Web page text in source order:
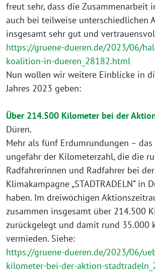
freut sehr, dass die Zusammenarbeit
auch bei teilweise unterschiedlichen
insgesamt sehr gut und
https://gruene-dueren.de/2023/06/
koalition-in-dueren_28182.html
Nun wollen wir weitere Einblicke in
Jahres 2023 geben:
Über 214.500 Kilometer bei der
Düren.
Mehr als fünf Erdumrundungen –
ungefähr der Kilometerzahl, die die
Radfahrerinnen und Radfahrer bei
Klimakampagne „STADTRADELN“ in
haben. Im dreiwöchigen
zusammen insgesamt über 214.500
zurückgelegt und damit rund 35.000
vermieden. Siehe:
https://gruene-dueren.de/2023/06/
kilometer-bei-der-aktion-